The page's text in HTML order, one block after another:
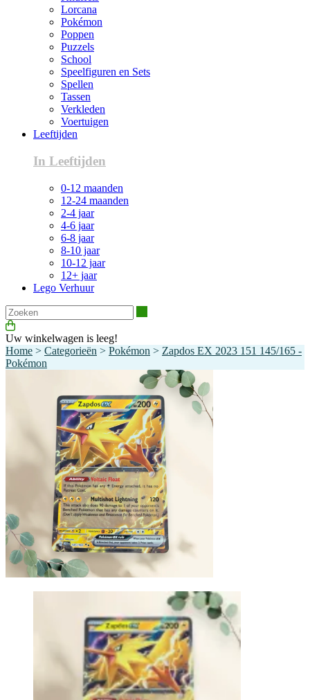
Lorcana
Pokémon
Poppen
Puzzels
School
Speelfiguren en Sets
Spellen
Tassen
Verkleden
Voertuigen
Leeftijden
In Leeftijden
0-12 maanden
12-24 maanden
2-4 jaar
4-6 jaar
6-8 jaar
8-10 jaar
10-12 jaar
12+ jaar
Lego Verhuur
Uw winkelwagen is leeg!
Home > Categorieën > Pokémon > Zapdos EX 2023 151 145/165 -
Pokémon